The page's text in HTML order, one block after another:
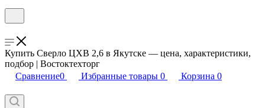
Купить Сверло ЦХВ 2,6 в Якутске — цена, характеристики,
подбор | Востоктехторг
Сравнение0 Избранные товары 0 Корзина 0